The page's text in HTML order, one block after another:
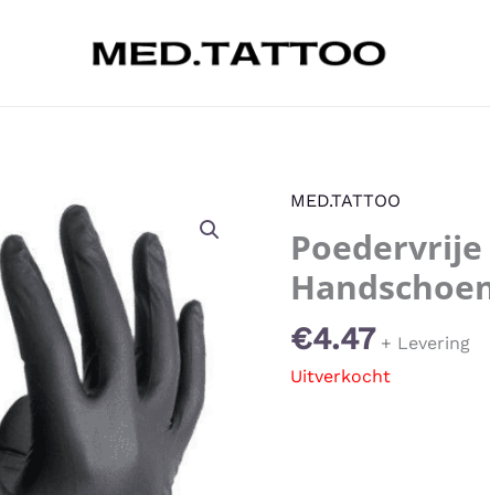
MED.TATTOO
€4.47 + Levering
Uitverkocht